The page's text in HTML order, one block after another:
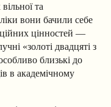
та
вони бачили себе
цінностей —
«золоті двадцяті з
близькі до
в академічному